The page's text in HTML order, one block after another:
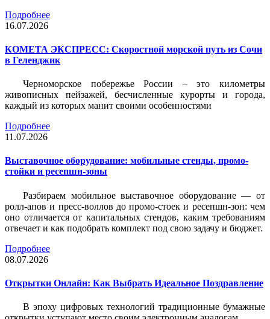
Подробнее
16.07.2026
КОМЕТА ЭКСПРЕСС: Скоростной морской путь из Сочи
в Геленджик
Черноморское побережье России – это километры
живописных пейзажей, бесчисленные курорты и города,
каждый из которых манит своими особенностями
Подробнее
11.07.2026
Выставочное оборудование: мобильные стенды, промо-
стойки и ресепшн-зоны
Разбираем мобильное выставочное оборудование — от
ролл-апов и пресс-воллов до промо-стоек и ресепшн-зон: чем
оно отличается от капитальных стендов, каким требованиям
отвечает и как подобрать комплект под свою задачу и бюджет.
Подробнее
08.07.2026
Открытки Онлайн: Как Выбрать Идеальное Поздравление
В эпоху цифровых технологий традиционные бумажные